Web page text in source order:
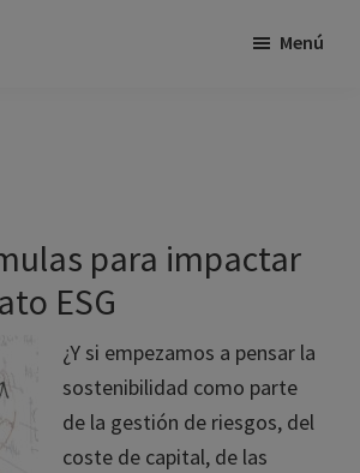
Menú
para impactar
ESG
¿Y si empezamos a pensar la
sostenibilidad como parte
de la gestión de riesgos, del
coste de capital, de las